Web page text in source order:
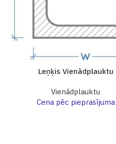
Leņķis Vienādplauktu
Vienādplauktu
Cena pēc pieprasījuma